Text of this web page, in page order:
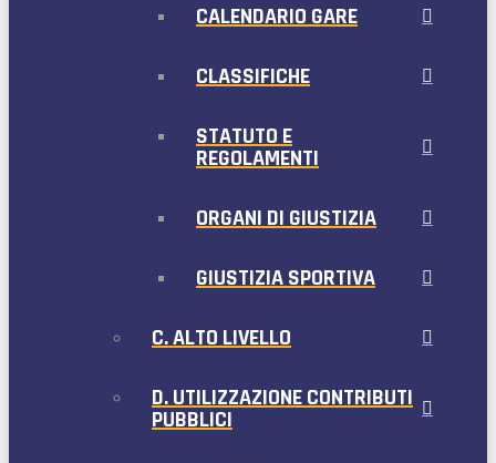
CALENDARIO GARE
CLASSIFICHE
STATUTO E
REGOLAMENTI
ORGANI DI GIUSTIZIA
GIUSTIZIA SPORTIVA
C. ALTO LIVELLO
D. UTILIZZAZIONE CONTRIBUTI
PUBBLICI